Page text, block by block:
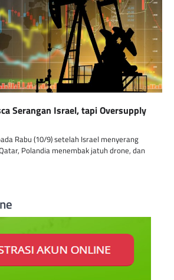
Serangan Israel, tapi Oversupply
Rabu (10/9) setelah Israel menyerang
Polandia menembak jatuh drone, dan